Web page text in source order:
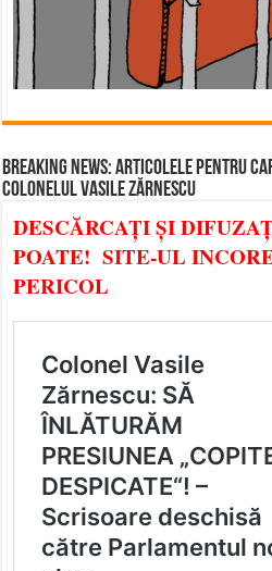
BREAKING NEWS: ARTICOLELE PENTRU
COLONELUL VASILE ZĂRNESCU
DESCĂRCAȚI ȘI
POATE! SITE-UL
PERICOL